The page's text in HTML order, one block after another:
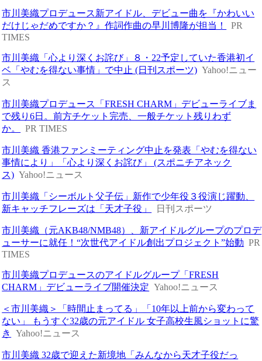
市川美織プロデュース新アイドル、デビュー曲を『かわいい
だけじゃだめですか？』作詞作曲の早川博隆が担当！
PR
TIMES
市川美織「心より深くお詫び」８・22予定していた香港初イ
ベ「やむを得ない事情」で中止 (日刊スポーツ) Yahoo!ニュー
ス
市川美織プロデュース「FRESH CHARM」デビューライブま
で残り6日。前方チケット完売、一般チケット残りわず
か。
PR TIMES
市川美織 香港ファンミーティング中止を発表「やむを得ない
事情により」「心より深くお詫び」 (スポニチアネック
ス) Yahoo!ニュース
市川美織「シーボルト父子伝」新作で少年役３役演じ躍動、
新キャッチフレーズは「天才子役」
日刊スポーツ
市川美織（元AKB48/NMB48）、新アイドルグループのプロデ
ューサーに就任！“次世代アイドル創出プロジェクト”始動 PR
TIMES
市川美織プロデュースのアイドルグループ「FRESH
CHARM」デビューライブ開催決定 Yahoo!ニュース
＜市川美織＞「時間止まってる」「10年以上前から変わって
ない」 もうすぐ32歳の元アイドル 女子高校生風ショットに驚
き
Yahoo!ニュース
市川美織 32歳で迎えた新境地「みんなから天才子役だっ